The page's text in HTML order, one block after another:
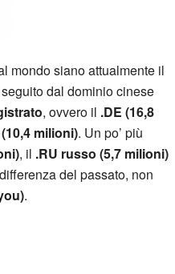
mondo siano attualmente il
seguito dal dominio cinese
, ovvero il .DE (16,8
milioni). Un po’ più
, il .RU russo (5,7 milioni)
del passato, non
.